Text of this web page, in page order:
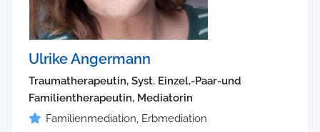
Ulrike Angermann
Traumatherapeutin, Syst. Einzel,-Paar-und
Familientherapeutin, Mediatorin
Familienmediation, Erbmediation